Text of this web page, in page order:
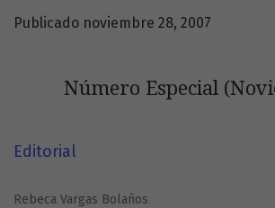
Publicado noviembre 28, 2007
Número Especial
Editorial
Rebeca Vargas Bolaños